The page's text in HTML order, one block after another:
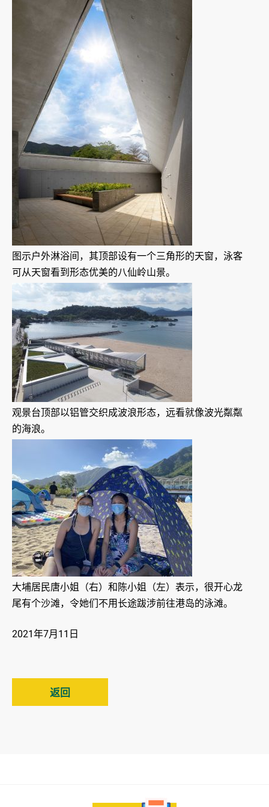
图示户外淋浴间，其顶部设有一个三角形的天窗，泳客
可从天窗看到形态优美的八仙岭山景。
观景台顶部以铝管交织成波浪形态，远看就像波光粼粼
的海浪。
大埔居民唐小姐（右）和陈小姐（左）表示，很开心龙
尾有个沙滩，令她们不用长途跋涉前往港岛的泳滩。
2021年7月11日
返回